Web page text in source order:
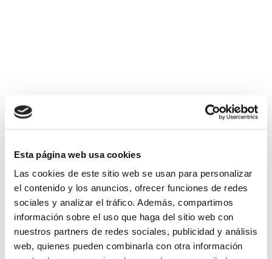
Esta página web usa cookies
Las cookies de este sitio web se usan para personalizar
el contenido y los anuncios, ofrecer funciones de redes
sociales y analizar el tráfico. Además, compartimos
información sobre el uso que haga del sitio web con
nuestros partners de redes sociales, publicidad y análisis
web, quienes pueden combinarla con otra información